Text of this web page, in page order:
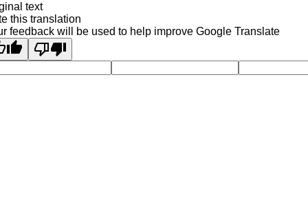
text
this translation
feedback will be used to help improve Google Translate